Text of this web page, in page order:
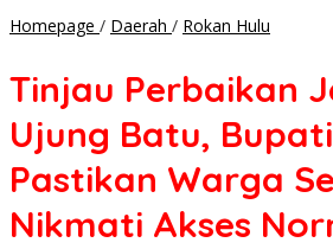
Homepage / Daerah / Rokan Hulu
Ujung
Bupati
Anton
Pastikan
Segera
Tinjau Perbaikan
Ujung Batu,
Pastikan Warga
Nikmati Akses